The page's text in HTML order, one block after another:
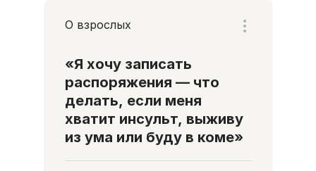
О взрослых
«Я хочу записать
распоряжения — что
делать, если меня
хватит инсульт, выживу
из ума или буду в коме»